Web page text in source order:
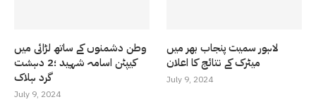
وطن دشمنوں کے ساتھ لڑائی میں
کیپٹن اسامہ شہید ؛2 دہشت
گرد ہلاک
July 9, 2024
لاہور سمیت پنجاب بھر میں
میٹرک کے نتائج کا اعلان
July 9, 2024